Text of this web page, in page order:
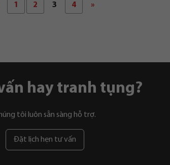
Trang
1 Trang
2 Trang
3 Trang
4 »
hay tranh tụng?
tôi luôn sẵn sàng hỗ trợ.
Đặt lịch hẹn tư vấn